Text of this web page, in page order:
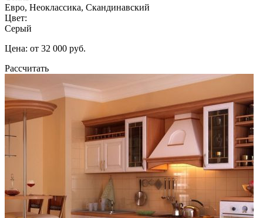
Евро, Неоклассика, Скандинавский
Цвет:
Серый
Цена: от 32 000 руб.
Рассчитать